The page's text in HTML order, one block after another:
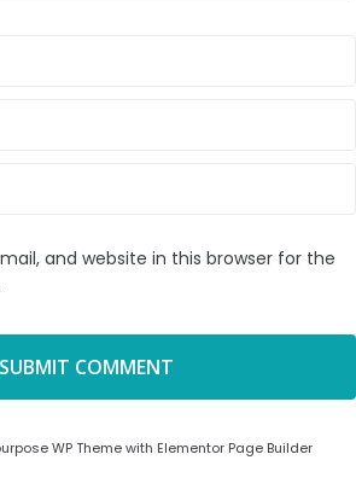
and website in this browser for the
WP Theme with Elementor Page Builder